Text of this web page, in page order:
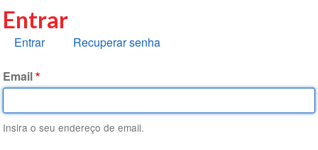
Entrar
Abas
Entrar Recuperar senha
Email
Insira o seu endereço de email.